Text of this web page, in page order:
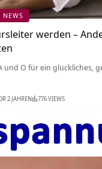
NEWS
werden –
und O für ein glückliches,
2 JAHREN 776 VIEWS